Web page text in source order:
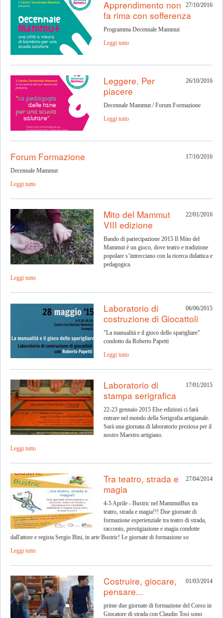
27/10/2016
Apprendimento non
fa rima con sofferenza
Programma Decennale Mammut
Leggi tutto
26/10/2016
Leggere. Per
piacere
Decennale Mammut / Forum Formazione
Leggi tutto
17/10/2016
Forum Formazione
Decennale Mammut
Leggi tutto
22/01/2016
Mito del Mammut
VIII edizione
Bando di partecipazione 2015 Il Mito del
Mammut è un gioco, dove teatro e tradizione
popolare s’intrecciano con la ricerca didattica e
pedagogica.
Leggi tutto
06/06/2015
Laboratorio di
costruzione di Giocattoli
"La manualità e il gioco dello sparigliare"
condotto da Roberto Papetti
Leggi tutto
17/01/2015
Laboratorio di
stampa serigrafica
22-23 gennaio 2015 Else edizioni ci farà
entrare nel mondo della Serigrafia artigianale.
Sarà una giornata di laboratorio preziosa per il
nostro Maestro artigiano.
Leggi tutto
27/04/2014
Tra teatro, strada e
magia
4-5 Aprile - Bustric nel MammutBus tra
teatro, strada e magia!!! Due giornate di
formazione esperienziale tra teatro di strada,
racconto, prestigiazione e magia condotte
dall'attore e regista Sergio Bini, in arte Bustric! Le giornate di formazione so
Leggi tutto
01/03/2014
Costruire, giocare,
pensare...
prime due giornate di formazione del Corso in
Giocatore di strada con Claudio Tosi sono